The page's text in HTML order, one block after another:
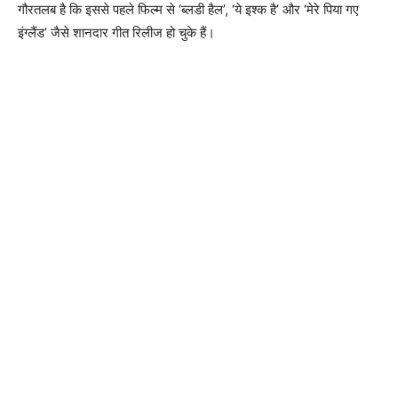
गौरतलब है कि इससे पहले फिल्म से ‘ब्लडी हैल’, ‘ये इश्क है’ और ‘मेरे पिया गए
इंग्लैंड’ जैसे शानदार गीत रिलीज हो चुके हैं।